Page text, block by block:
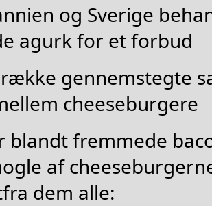
og Sverige
agurk for et forbud
gennemstegte
cheeseburgere
fremmede
af
dem alle: